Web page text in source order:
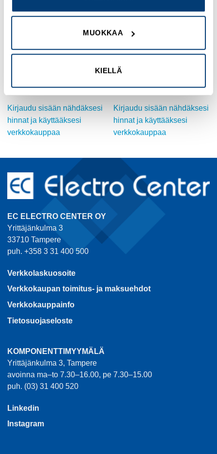
MUOKKAA
KIELLÄ
TEHORELE, 24 VDC, Au, 10A,
Kirjaudu sisään nähdäksesi
hinnat ja käyttääksesi
verkkokauppaa
PUOLIJOHDERELE, 24-240
Tuotekoodi G3NA-220B-UTU5-
Kirjaudu sisään nähdäksesi
hinnat ja käyttääksesi
verkkokauppaa
EC ELECTRO CENTER OY
Yrittäjänkulma 3
33710 Tampere
puh. +358 3 31 400 500
Verkkolaskuosoite
Verkkokaupan toimitus- ja maksuehdot
Verkkokauppainfo
Tietosuojaseloste
KOMPONENTTIMYYMÄLÄ
Yrittäjänkulma 3, Tampere
avoinna ma–to 7.30–16.00, pe 7.30–15.00
puh. (03) 31 400 520
Linkedin
Instagram